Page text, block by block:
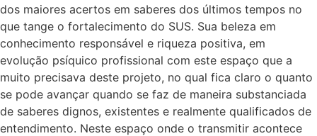
dos maiores acertos em saberes dos últimos tempos no
que tange o fortalecimento do SUS. Sua beleza em
conhecimento responsável e riqueza positiva, em
evolução psíquico profissional com este espaço que a
muito precisava deste projeto, no qual fica claro o quanto
se pode avançar quando se faz de maneira substanciada
de saberes dignos, existentes e realmente qualificados de
entendimento. Neste espaço onde o transmitir acontece